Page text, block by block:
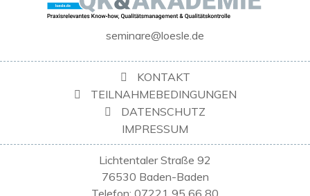
seminare@loesle.de
KONTAKT
TEILNAHMEBEDINGUNGEN
DATENSCHUTZ
IMPRESSUM
Lichtentaler Straße 92
76530 Baden-Baden
Telefon: 07221 95 66 80